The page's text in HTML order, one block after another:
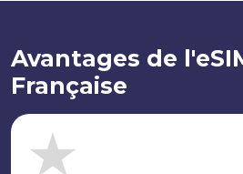
Avantages de
Française